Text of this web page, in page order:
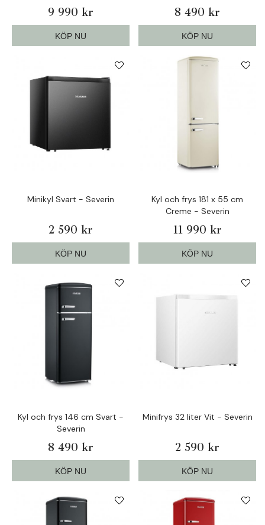
9 990 kr
KÖP NU
8 490 kr
KÖP NU
Minikyl Svart - Severin
2 590 kr
KÖP NU
Kyl och frys 181 x 55 cm
Creme - Severin
11 990 kr
KÖP NU
Kyl och frys 146 cm Svart -
Severin
8 490 kr
KÖP NU
Minifrys 32 liter Vit - Severin
2 590 kr
KÖP NU